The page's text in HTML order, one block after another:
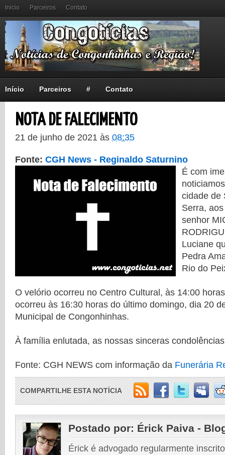
Inicio Parceiros Contato
Início Parceiros # Contato
NOTA DE FALECIMENTO
21 de junho de 2021 às 08:35
Fonte: CGH News - Reginaldo Saturnino
É com
cidade de
Serra,
senhor
Luciane
Pedra
Rio do
O velório ocorreu no Centro Cultural, às 14:00
ocorreu às 16:30 horas do último domingo, dia 20
Municipal de Congonhinhas.
À família enlutada, as nossas sinceras
Fonte: CGH NEWS com informação da Funerária
COMPARTILHE ESTA NOTÍCIA
Postado por: Érick Paiva -
Érick é advogado regularmente